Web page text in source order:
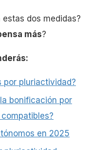
dos medidas?
más?
por pluriactividad?
bonificación por
en 2025